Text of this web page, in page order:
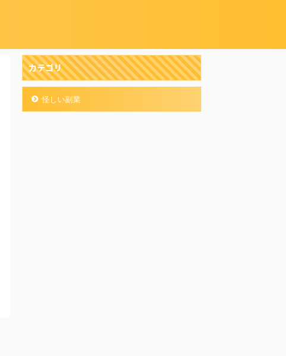
カテゴリ
怪しい副業